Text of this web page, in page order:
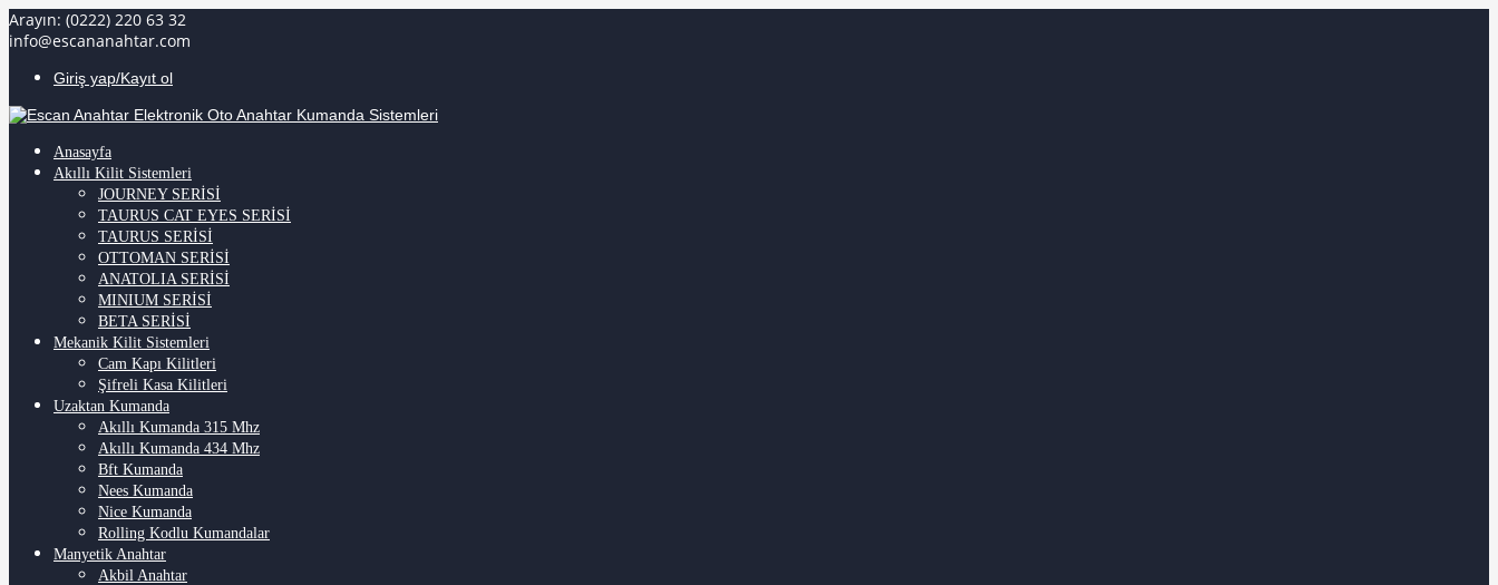
Arayın: (0222) 220 63 32
info@escananahtar.com
Giriş yap/Kayıt ol
Anasayfa
Akıllı Kilit Sistemleri
JOURNEY SERİSİ
TAURUS CAT EYES SERİSİ
TAURUS SERİSİ
OTTOMAN SERİSİ
ANATOLIA SERİSİ
MINIUM SERİSİ
BETA SERİSİ
Mekanik Kilit Sistemleri
Cam Kapı Kilitleri
Şifreli Kasa Kilitleri
Uzaktan Kumanda
Akıllı Kumanda 315 Mhz
Akıllı Kumanda 434 Mhz
Bft Kumanda
Nees Kumanda
Nice Kumanda
Rolling Kodlu Kumandalar
Manyetik Anahtar
Akbil Anahtar